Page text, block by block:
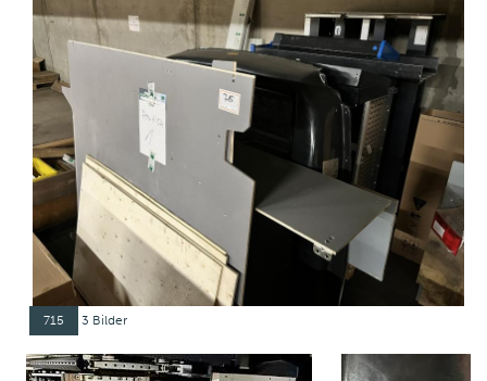
715 3 Bilder